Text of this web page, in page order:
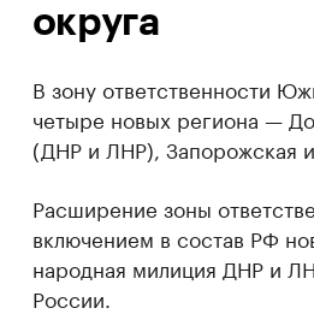
округа
В зону ответственности
четыре новых региона —
(ДНР и ЛНР), Запорожская
Расширение зоны
включением в состав РФ
народная милиция ДНР и
России.